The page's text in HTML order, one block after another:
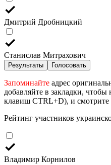
Дмитрий Дробницкий
Станислав Митрахович
Результаты Голосовать
Запоминайте адрес
добавляйте в закладки,
клавиш CTRL+D), и
Рейтинг участников
Владимир Корнилов